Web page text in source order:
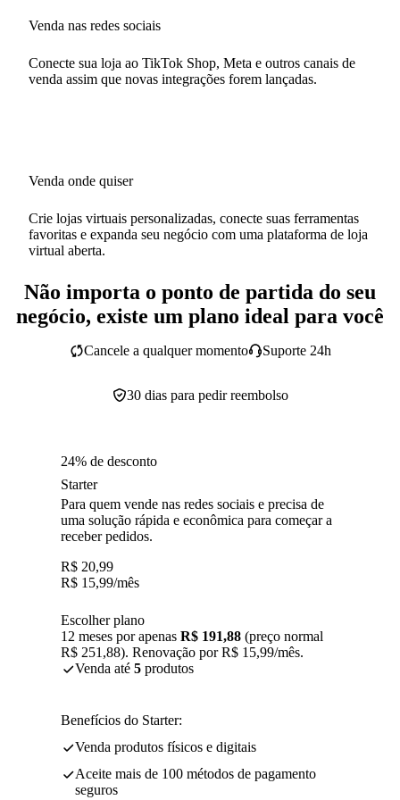
Venda nas redes sociais
Conecte sua loja ao TikTok Shop, Meta e outros canais de
venda assim que novas integrações forem lançadas.
Venda onde quiser
Crie lojas virtuais personalizadas, conecte suas ferramentas
favoritas e expanda seu negócio com uma plataforma de loja
virtual aberta.
Não importa o ponto de partida do seu
negócio, existe um plano ideal para você
30 dias para pedir reembolso
Cancele a qualquer momento Suporte 24h
24% de desconto
Starter
Para quem vende nas redes sociais e precisa de
uma solução rápida e econômica para começar a
receber pedidos.
R$ 20,99
R$ 15,99/mês
Escolher plano
12 meses por apenas R$ 191,88 (preço normal
R$ 251,88). Renovação por R$ 15,99/mês.
Venda até 5 produtos
Benefícios do Starter:
Venda produtos físicos e digitais
Aceite mais de 100 métodos de pagamento
seguros